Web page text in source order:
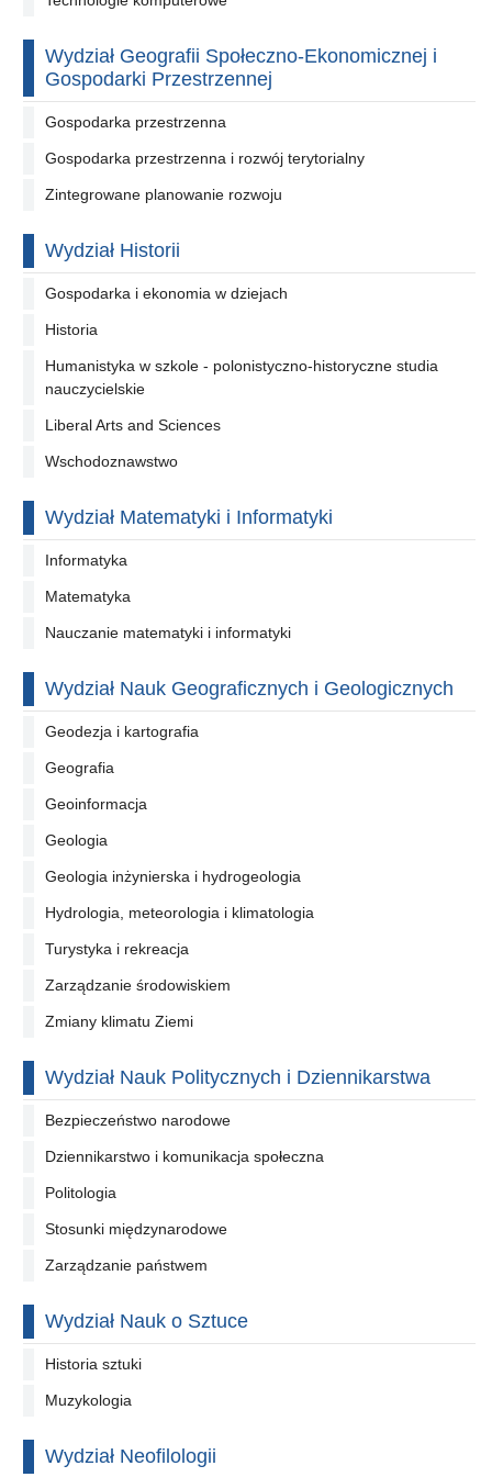
Wydział Geografii Społeczno-Ekonomicznej i
Gospodarki Przestrzennej
Gospodarka przestrzenna
Gospodarka przestrzenna i rozwój terytorialny
Zintegrowane planowanie rozwoju
Wydział Historii
Gospodarka i ekonomia w dziejach
Historia
Humanistyka w szkole - polonistyczno-historyczne studia
nauczycielskie
Liberal Arts and Sciences
Wschodoznawstwo
Wydział Matematyki i Informatyki
Informatyka
Matematyka
Nauczanie matematyki i informatyki
Wydział Nauk Geograficznych i Geologicznych
Geodezja i kartografia
Geografia
Geoinformacja
Geologia
Geologia inżynierska i hydrogeologia
Hydrologia, meteorologia i klimatologia
Turystyka i rekreacja
Zarządzanie środowiskiem
Zmiany klimatu Ziemi
Wydział Nauk Politycznych i Dziennikarstwa
Bezpieczeństwo narodowe
Dziennikarstwo i komunikacja społeczna
Politologia
Stosunki międzynarodowe
Zarządzanie państwem
Wydział Nauk o Sztuce
Historia sztuki
Muzykologia
Wydział Neofilologii